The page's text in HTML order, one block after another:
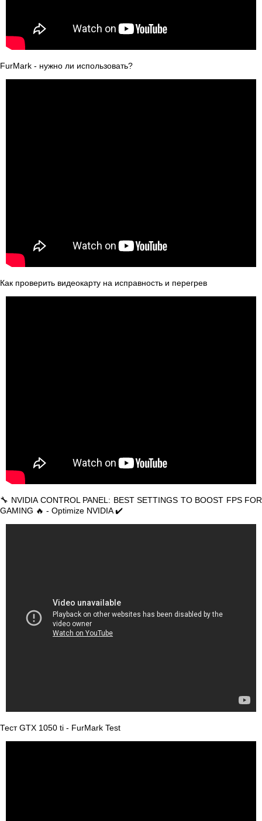
FurMark - нужно ли использовать?
Как проверить видеокарту на исправность и перегрев
🔧 NVIDIA CONTROL PANEL: BEST SETTINGS TO BOOST FPS FOR
GAMING 🔥 - Optimize NVIDIA ✔️
Тест GTX 1050 ti - FurMark Test